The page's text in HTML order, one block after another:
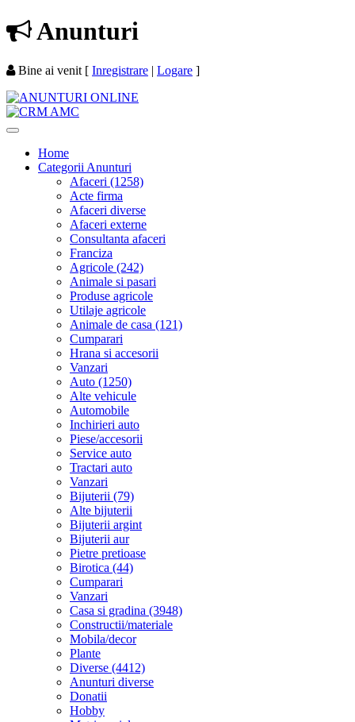
Anunturi
Bine ai venit [ Inregistrare | Logare ]
Home
Categorii Anunturi
Afaceri (1258)
Acte firma
Afaceri diverse
Afaceri externe
Consultanta afaceri
Franciza
Agricole (242)
Animale si pasari
Produse agricole
Utilaje agricole
Animale de casa (121)
Cumparari
Hrana si accesorii
Vanzari
Auto (1250)
Alte vehicule
Automobile
Inchirieri auto
Piese/accesorii
Service auto
Tractari auto
Vanzari
Bijuterii (79)
Alte bijuterii
Bijuterii argint
Bijuterii aur
Pietre pretioase
Birotica (44)
Cumparari
Vanzari
Casa si gradina (3948)
Constructii/materiale
Mobila/decor
Plante
Diverse (4412)
Anunturi diverse
Donatii
Hobby